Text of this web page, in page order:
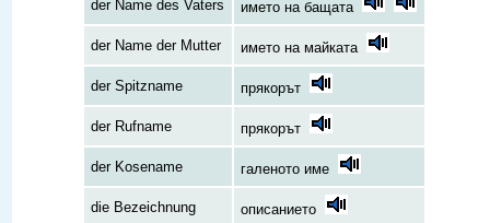
der Name des Vaters името на бащата
der Name der Mutter името на майката
der Spitzname прякорът
der Rufname прякорът
der Kosename галеното име
die Bezeichnung описанието